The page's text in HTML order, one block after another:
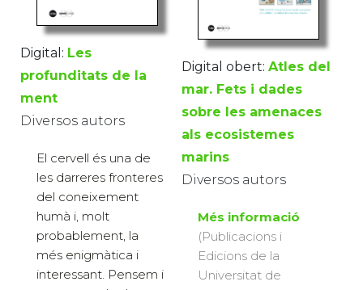
Digital: Les
profunditats de la
ment
Diversos autors
El cervell és una de
les darreres fronteres
del coneixement
humà i, molt
probablement, la
més enigmàtica i
interessant. Pensem i
Digital obert: Atles del
mar. Fets i dades
sobre les amenaces
als ecosistemes
marins
Diversos autors
Més informació
(Publicacions i
Edicions de la
Universitat de